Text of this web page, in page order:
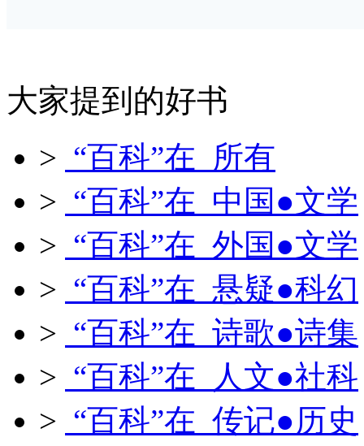
大家提到的好书
> “百科”在 所有
> “百科”在 中国●文学
> “百科”在 外国●文学
> “百科”在 悬疑●科幻
> “百科”在 诗歌●诗集
> “百科”在 人文●社科
> “百科”在 传记●历史